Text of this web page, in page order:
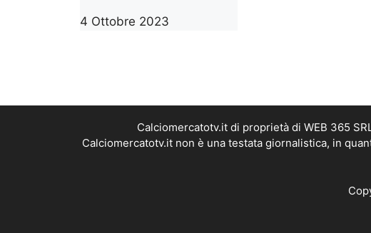
4 Ottobre 2023
Calciomercatotv.it di proprietà di WEB 365
Calciomercatotv.it non è una testata giornalistica, in